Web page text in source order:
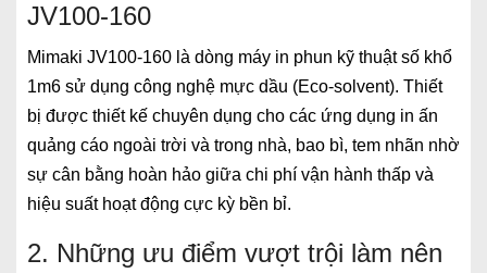
JV100-160
Mimaki JV100-160 là dòng máy in phun kỹ thuật số khổ
1m6 sử dụng công nghệ mực dầu (Eco-solvent). Thiết
bị được thiết kế chuyên dụng cho các ứng dụng in ấn
quảng cáo ngoài trời và trong nhà, bao bì, tem nhãn nhờ
sự cân bằng hoàn hảo giữa chi phí vận hành thấp và
hiệu suất hoạt động cực kỳ bền bỉ.
2. Những ưu điểm vượt trội làm nên